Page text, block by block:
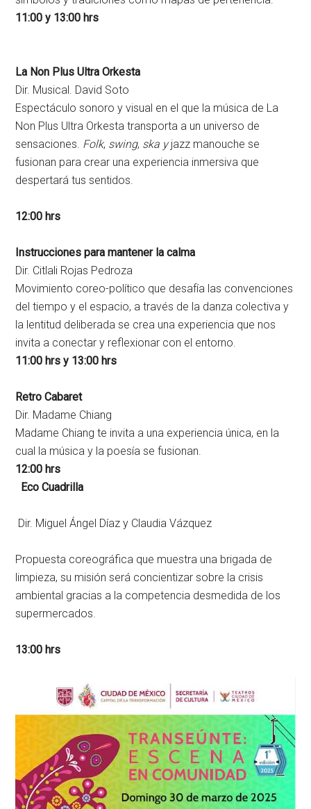
11:00 y 13:00 hrs
La Non Plus Ultra Orkesta
Dir. Musical. David Soto
Espectáculo sonoro y visual en el que la música de La
Non Plus Ultra Orkesta transporta a un universo de
sensaciones. Folk, swing, ska yjazz manouche se
fusionan para crear una experiencia inmersiva que
despertará tus sentidos.
12:00 hrs
Instrucciones para mantener la calma
Dir. Citlali Rojas Pedroza
Movimiento coreo-político que desafía las convenciones
del tiempo y el espacio, a través de la danza colectiva y
la lentitud deliberada se crea una experiencia que nos
invita a conectar y reflexionar con el entorno.
11:00 hrs y 13:00 hrs
Retro Cabaret
Dir. Madame Chiang
Madame Chiang te invita a una experiencia única, en la
cual la música y la poesía se fusionan.
12:00 hrs
Eco Cuadrilla
Dir. Miguel Ángel Díaz y Claudia Vázquez
Propuesta coreográfica que muestra una brigada de
limpieza, su misión será concientizar sobre la crisis
ambiental gracias a la competencia desmedida de los
supermercados.
13:00 hrs